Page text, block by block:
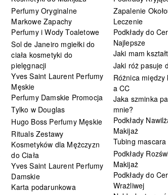
Perfumy Oryginalne
Markowe Zapachy
Perfumy i Wody Toaletowe
Sol de Janeiro mgiełki do
ciała kosmetyki do
pielęgnacji
Yves Saint Laurent Perfumy
Męskie
Perfumy Damskie Promocja
Tylko w Douglas
Hugo Boss Perfumy Męskie
Rituals Zestawy
Kosmetyków dla Mężczyzn
do Ciała
Yves Saint Laurent Perfumy
Damskie
Karta podarunkowa
Zapalenie
Leczenie
Podkłady do
Najlepsze
Jaki mam
Jaki róż pasuje
Różnica między
a CC
Jaka szminka
mnie?
Podkłady
Makijaż
Tubing mascara
Podkłady
Makijaż
Podkłady do
Wrażliwej